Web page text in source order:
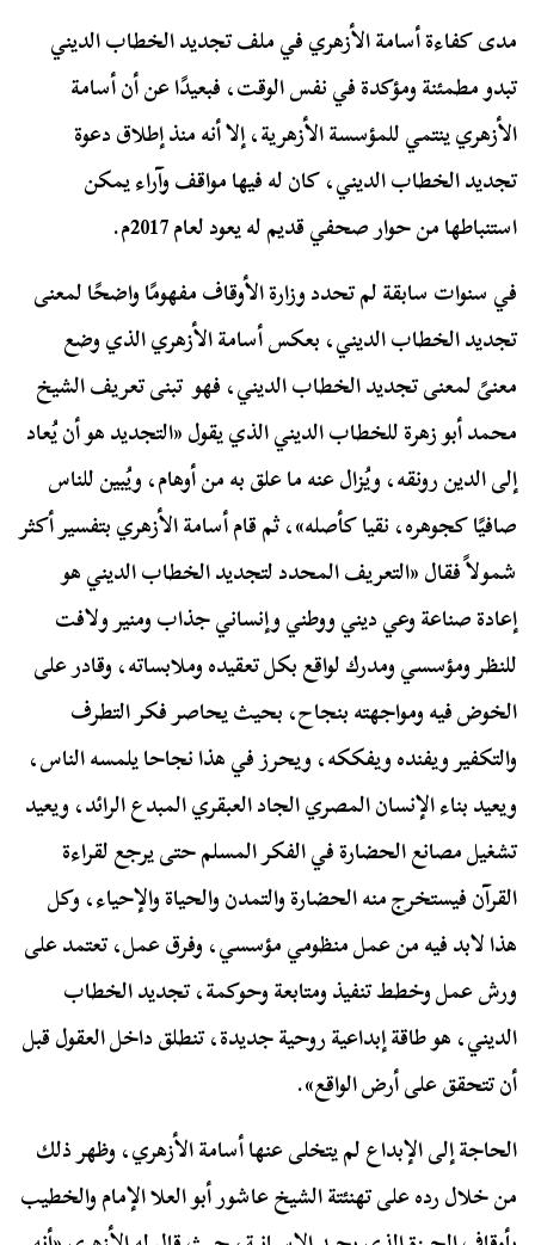
مدى كفاءة أسامة الأزهري في ملف تجديد الخطاب الديني
تبدو مطمئنة ومؤكدة في نفس الوقت، فبعيدًا عن أن أسامة
الأزهري ينتمي للمؤسسة الأزهرية، إلا أنه منذ إطلاق دعوة
تجديد الخطاب الديني، كان له فيها مواقف وآراء يمكن
استنباطها من حوار صحفي قديم له يعود لعام 2017م.
في سنوات سابقة لم تحدد وزارة الأوقاف مفهومًا واضحًا لمعنى
تجديد الخطاب الديني، بعكس أسامة الأزهري الذي وضع
معنىً لمعنى تجديد الخطاب الديني، فهوتبنى تعريف الشيخ
محمد أبو زهرة للخطاب الديني الذي يقول «التجديد هو أن يُعاد
إلى الدين رونقه، ويُزال عنه ما علق به من أوهام، ويُبين للناس
صافيًا كجوهره، نقيا كأصله»، ثم قام أسامة الأزهري بتفسير أكثر
شمولاً فقال «التعريف المحدد لتجديد الخطاب الديني هو
إعادة صناعة وعي ديني ووطني وإنساني جذاب ومنير ولافت
للنظر ومؤسسي ومدرك لواقع بكل تعقيده وملابساته، وقادر على
الخوض فيه ومواجهته بنجاح، بحيث يحاصر فكر التطرف
والتكفير ويفنده ويفككه، ويحرز في هذا نجاحا يلمسه الناس،
ويعيد بناء الإنسان المصري الجاد العبقري المبدع الرائد، ويعيد
تشغيل مصانع الحضارة في الفكر المسلم حتى يرجع لقراءة
القرآن فيستخرج منه الحضارة والتمدن والحياة والإحياء، وكل
هذا لابد فيه من عمل منظومي مؤسسي، وفرق عمل، تعتمد على
ورش عمل وخطط تنفيذ ومتابعة وحوكمة، تجديد الخطاب
الديني، هو طاقة إبداعية روحية جديدة، تنطلق داخل العقول قبل
أن تتحقق على أرض الواقع».
الحاجة إلى الإبداع لم يتخلى عنها أسامة الأزهري، وظهر ذلك
من خلال رده على تهنئتة الشيخ عاشور أبو العلا الإمام والخطيب